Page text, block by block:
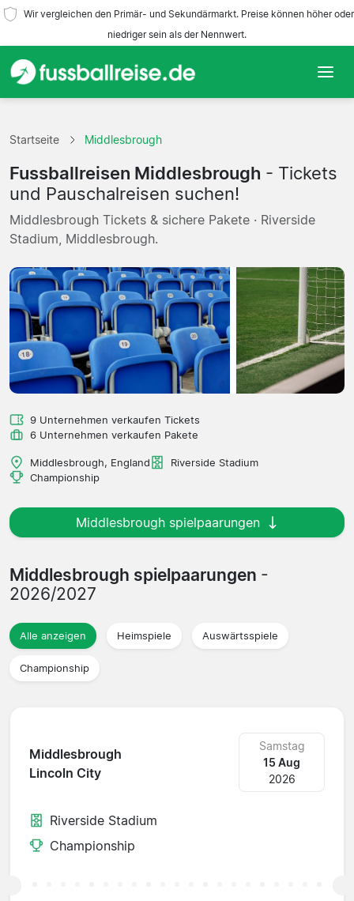
Wir vergleichen den Primär- und Sekundärmarkt. Preise können höher oder
niedriger sein als der Nennwert.
Mannschaften
Ligen
Reisebüros
Startseite Middlesbrough
Fussballreisen Middlesbrough - Tickets
und Pauschalreisen suchen!
Middlesbrough Tickets & sichere Pakete · Riverside
Stadium, Middlesbrough.
9 Unternehmen verkaufen Tickets
6 Unternehmen verkaufen Pakete
Middlesbrough, England
Riverside Stadium
Championship
Middlesbrough spielpaarungen
Middlesbrough spielpaarungen -
2026/2027
Alle anzeigen Heimspiele Auswärtsspiele
Championship
Middlesbrough
Lincoln City
Samstag
15 Aug
2026
Riverside Stadium
Championship